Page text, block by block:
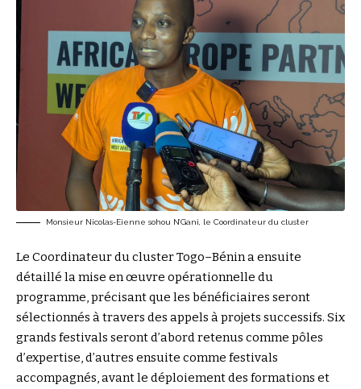
Monsieur Nicolas-Eienne sohou N’Gani, le Coordinateur du cluster
Le Coordinateur du cluster Togo–Bénin a ensuite
détaillé la mise en œuvre opérationnelle du
programme, précisant que les bénéficiaires seront
sélectionnés à travers des appels à projets successifs. Six
grands festivals seront d’abord retenus comme pôles
d’expertise, d’autres ensuite comme festivals
accompagnés, avant le déploiement des formations et